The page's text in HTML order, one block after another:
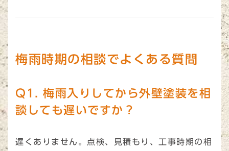
梅雨時期の相談でよくある質問
Q1. 梅雨入りしてから外壁塗装を相
談しても遅いですか？
遅くありません。点検、見積もり、工事時期の相